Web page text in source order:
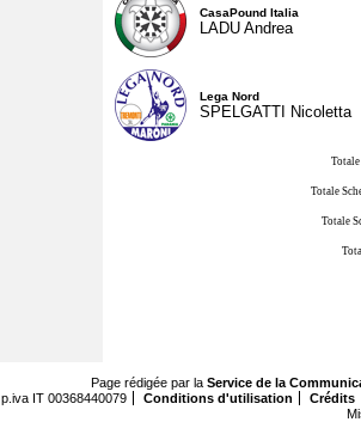
CasaPound Italia
LADU Andrea
Lega Nord
SPELGATTI Nicoletta
Totale
Totale
Page rédigée par la Service de la
p.iva IT 00368440079
Conditions d'utilisation
Crédits